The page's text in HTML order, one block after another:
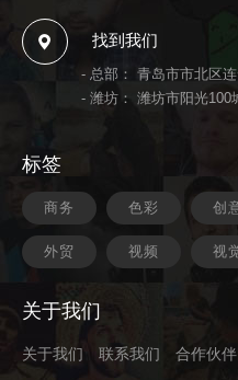
找到我们
- 总部： 青岛市市北区
- 潍坊： 潍坊市阳光100
标签
商务 色彩 创
外贸 视频 视
关于我们
关于我们 联系我们 合作伙伴